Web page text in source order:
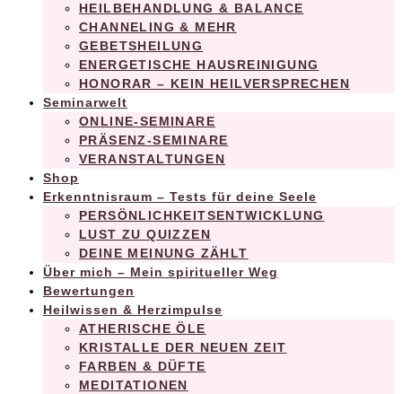
HEILBEHANDLUNG & BALANCE
CHANNELING & MEHR
GEBETSHEILUNG
ENERGETISCHE HAUSREINIGUNG
HONORAR – KEIN HEILVERSPRECHEN
Seminarwelt
ONLINE-SEMINARE
PRÄSENZ-SEMINARE
VERANSTALTUNGEN
Shop
Erkenntnisraum – Tests für deine Seele
PERSÖNLICHKEITSENTWICKLUNG
LUST ZU QUIZZEN
DEINE MEINUNG ZÄHLT
Über mich – Mein spiritueller Weg
Bewertungen
Heilwissen & Herzimpulse
ATHERISCHE ÖLE
KRISTALLE DER NEUEN ZEIT
FARBEN & DÜFTE
MEDITATIONEN